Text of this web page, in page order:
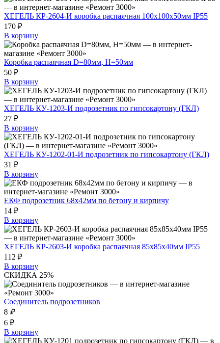
ХЕГЕЛЬ КР-2604-И коробка распаячная 100х100х50мм IP55
170 ₽
В корзину
Коробка распаячная D=80мм, H=50мм
50 ₽
В корзину
ХЕГЕЛЬ КУ-1203-И подрозетник по гипсокартону (ГКЛ)
27 ₽
В корзину
ХЕГЕЛЬ КУ-1202-01-И подрозетник по гипсокартону (ГКЛ)
31 ₽
В корзину
ЕКФ подрозетник 68х42мм по бетону и кирпичу
14 ₽
В корзину
ХЕГЕЛЬ КР-2603-И коробка распаячная 85х85х40мм IP55
112 ₽
В корзину
СКИДКА 25%
Соединитель подрозетников
8 ₽
6 ₽
В корзину